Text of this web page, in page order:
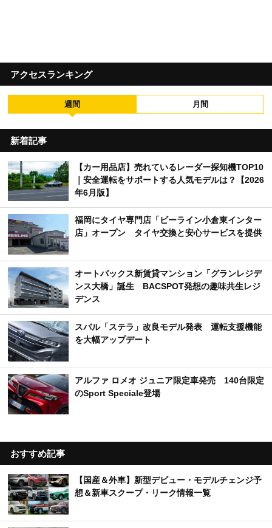
アクセスランキング
週間 月間
新着記事
【カー用品店】売れているレーダー探知機TOP10
｜安全運転をサポートする人気モデルは？【2026
年6月版】
福岡にタイヤ専門店「ビーライン小倉東インター
店」オープン タイヤ交換と安心サービスを提供
オートバックス新賃貸マンション「グランレジデ
ンス大橋」誕生 BACSPOT発想の趣味共生レジ
デンス
スバル「ステラ」改良モデル発表 運転支援機能
を大幅アップデート
アルファ ロメオ ジュニア限定車発売 140台限定
のSport Speciale登場
おすすめ記事
【国産＆外車】新型デビュー・モデルチェンジ予
想＆新車スクープ・リーク情報一覧